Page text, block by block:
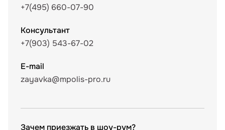
+7(495) 660-07-90
Консультант
+7(903) 543-67-02
E-mail
zayavka@mpolis-pro.ru
Зачем приезжать в шоу-рум?